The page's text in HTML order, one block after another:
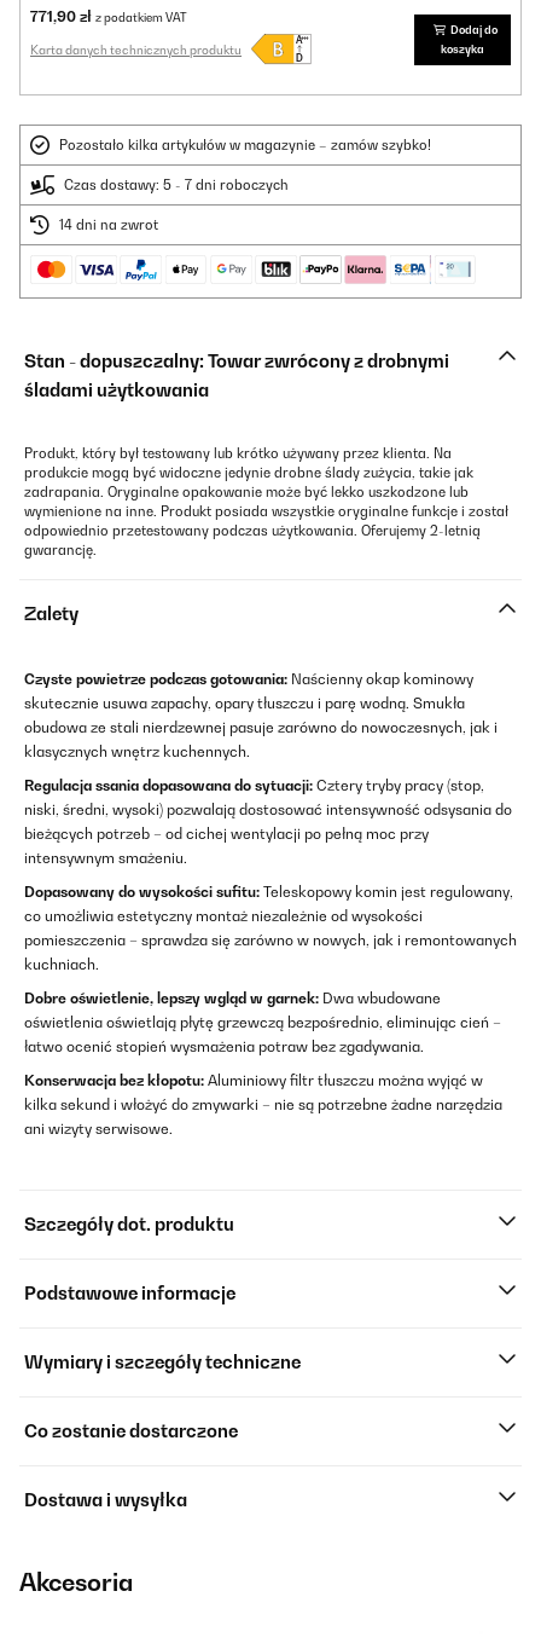
771,90 zł z podatkiem VAT
Karta danych technicznych produktu
Dodaj do
koszyka
Pozostało kilka artykułów w magazynie – zamów szybko!
Czas dostawy: 5 - 7 dni roboczych
14 dni na zwrot
Stan - dopuszczalny: Towar zwrócony z drobnymi
śladami użytkowania
Produkt, który był testowany lub krótko używany przez klienta. Na
produkcie mogą być widoczne jedynie drobne ślady zużycia, takie jak
zadrapania. Oryginalne opakowanie może być lekko uszkodzone lub
wymienione na inne. Produkt posiada wszystkie oryginalne funkcje i został
odpowiednio przetestowany podczas użytkowania. Oferujemy 2-letnią
gwarancję.
Zalety
Czyste powietrze podczas gotowania: Naścienny okap kominowy
skutecznie usuwa zapachy, opary tłuszczu i parę wodną. Smukła
obudowa ze stali nierdzewnej pasuje zarówno do nowoczesnych, jak i
klasycznych wnętrz kuchennych.
Regulacja ssania dopasowana do sytuacji: Cztery tryby pracy (stop,
niski, średni, wysoki) pozwalają dostosować intensywność odsysania do
bieżących potrzeb – od cichej wentylacji po pełną moc przy
intensywnym smażeniu.
Dopasowany do wysokości sufitu: Teleskopowy komin jest regulowany,
co umożliwia estetyczny montaż niezależnie od wysokości
pomieszczenia – sprawdza się zarówno w nowych, jak i remontowanych
kuchniach.
Dobre oświetlenie, lepszy wgląd w garnek: Dwa wbudowane
oświetlenia oświetlają płytę grzewczą bezpośrednio, eliminując cień –
łatwo ocenić stopień wysmażenia potraw bez zgadywania.
Konserwacja bez kłopotu: Aluminiowy filtr tłuszczu można wyjąć w
kilka sekund i włożyć do zmywarki – nie są potrzebne żadne narzędzia
ani wizyty serwisowe.
Szczegóły dot. produktu
Podstawowe informacje
Wymiary i szczegóły techniczne
Co zostanie dostarczone
Dostawa i wysyłka
Akcesoria